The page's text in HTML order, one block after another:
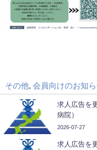
その他 会員向けのお知
求人広告を
病院）
2026-07-27
求人広告を